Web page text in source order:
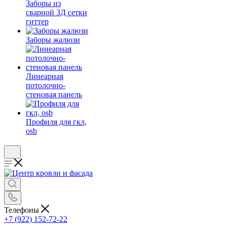
Заборы из
сварной 3Д сетки
гиттер
Заборы жалюзи
Линеарная
потолочно-
стеновая панель
Профиля для гкл,
osb
Телефоны
+7 (922) 152-72-22